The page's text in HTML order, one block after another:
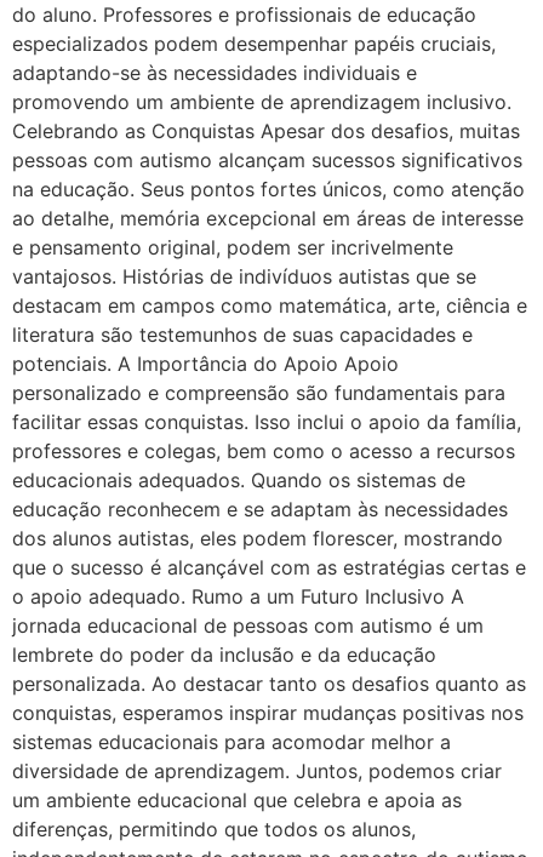
do aluno. Professores e profissionais de educação
especializados podem desempenhar papéis cruciais,
adaptando-se às necessidades individuais e
promovendo um ambiente de aprendizagem inclusivo.
Celebrando as Conquistas Apesar dos desafios, muitas
pessoas com autismo alcançam sucessos significativos
na educação. Seus pontos fortes únicos, como atenção
ao detalhe, memória excepcional em áreas de interesse
e pensamento original, podem ser incrivelmente
vantajosos. Histórias de indivíduos autistas que se
destacam em campos como matemática, arte, ciência e
literatura são testemunhos de suas capacidades e
potenciais. A Importância do Apoio Apoio
personalizado e compreensão são fundamentais para
facilitar essas conquistas. Isso inclui o apoio da família,
professores e colegas, bem como o acesso a recursos
educacionais adequados. Quando os sistemas de
educação reconhecem e se adaptam às necessidades
dos alunos autistas, eles podem florescer, mostrando
que o sucesso é alcançável com as estratégias certas e
o apoio adequado. Rumo a um Futuro Inclusivo A
jornada educacional de pessoas com autismo é um
lembrete do poder da inclusão e da educação
personalizada. Ao destacar tanto os desafios quanto as
conquistas, esperamos inspirar mudanças positivas nos
sistemas educacionais para acomodar melhor a
diversidade de aprendizagem. Juntos, podemos criar
um ambiente educacional que celebra e apoia as
diferenças, permitindo que todos os alunos,